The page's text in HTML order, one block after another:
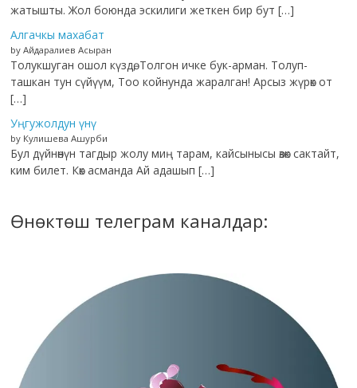
жатышты. Жол боюнда эскилиги жеткен бир бут […]
Алгачкы махабат
by Айдаралиев Асыран
Толукшуган ошол күздө, Толгон ичке бук-арман. Толуп-
ташкан тун сүйүүм, Тоо койнунда жаралган! Арсыз жүрөк от
[…]
Уңгужолдун үнү
by Кулишева Ашурби
Бул дүйнөнүн тагдыр жолу миң тарам, кайсынысы өзөк сактайт,
ким билет. Көк асманда Ай адашып […]
Өнөктөш телеграм каналдар: